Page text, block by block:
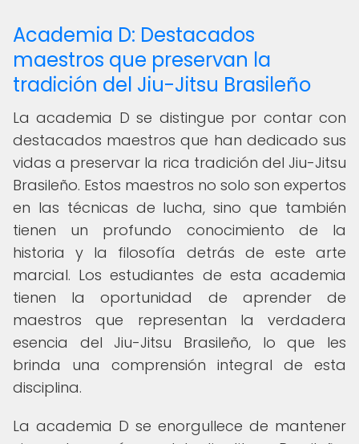
Academia D: Destacados
maestros que preservan la
tradición del Jiu-Jitsu Brasileño
La academia D se distingue por contar con
destacados maestros que han dedicado sus
vidas a preservar la rica tradición del Jiu-Jitsu
Brasileño. Estos maestros no solo son expertos
en las técnicas de lucha, sino que también
tienen un profundo conocimiento de la
historia y la filosofía detrás de este arte
marcial. Los estudiantes de esta academia
tienen la oportunidad de aprender de
maestros que representan la verdadera
esencia del Jiu-Jitsu Brasileño, lo que les
brinda una comprensión integral de esta
disciplina.
La academia D se enorgullece de mantener